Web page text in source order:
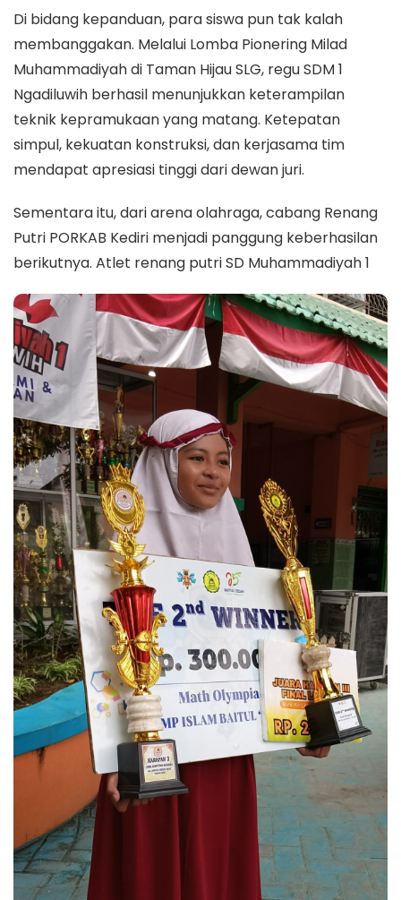
Di bidang kepanduan, para siswa pun tak kalah
membanggakan. Melalui Lomba Pionering Milad
Muhammadiyah di Taman Hijau SLG, regu SDM 1
Ngadiluwih berhasil menunjukkan keterampilan
teknik kepramukaan yang matang. Ketepatan
simpul, kekuatan konstruksi, dan kerjasama tim
mendapat apresiasi tinggi dari dewan juri.
Sementara itu, dari arena olahraga, cabang Renang
Putri PORKAB Kediri menjadi panggung keberhasilan
berikutnya. Atlet renang putri SD Muhammadiyah 1